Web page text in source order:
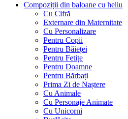
Compoziții din baloane cu heliu
Cu Cifră
Externare din Maternitate
Cu Personalizare
Pentru Copii
Pentru Băieței
Pentru Fetițe
Pentru Doamne
Pentru Bărbați
Prima Zi de Naștere
Cu Animale
Cu Personaje Animate
Cu Unicorni